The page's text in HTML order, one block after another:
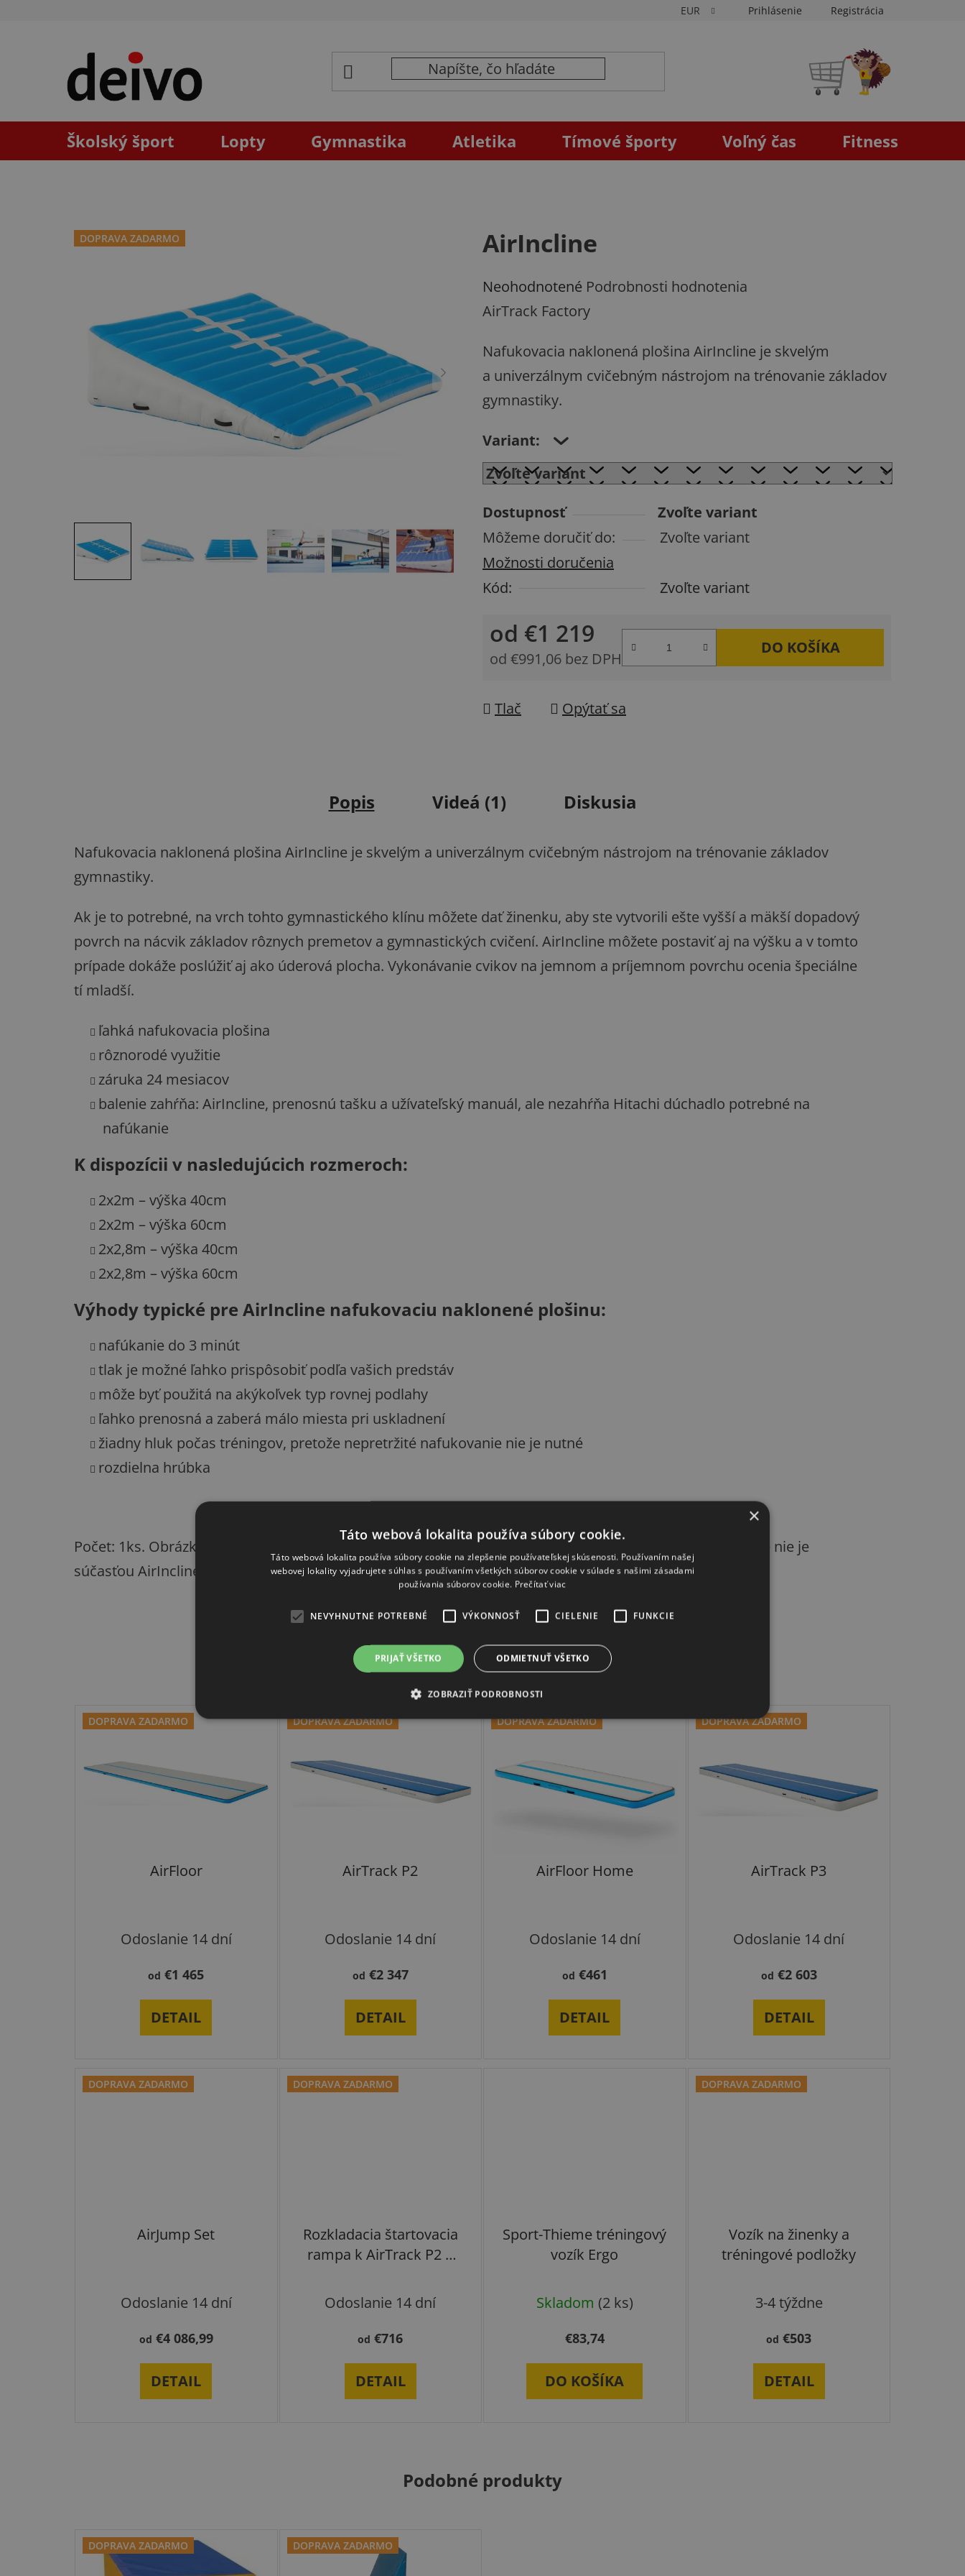
EUR Prihlásenie Registrácia
NÁKUPNÝ
KOŠÍK
Školský šport Lopty Gymnastika Atletika Tímové športy Voľný čas Fitness
AirIncline
Priemerné
hodnotenie
je
0,0
z
5
Neohodnotené Podrobnosti hodnotenia
AirTrack Factory
Nafukovacia naklonená plošina AirIncline je skvelým
a univerzálnym cvičebným nástrojom na trénovanie základov
gymnastiky.
Variant:
Dostupnosť
Zvoľte variant
Môžeme doručiť do:
Zvoľte variant
Možnosti doručenia
Kód:
Zvoľte variant
od €1 219
od €991,06 bez DPH
DO KOŠÍKA
Tlač Opýtať sa
DOPRAVA ZADARMO
Popis Videá (1) Diskusia
Nafukovacia naklonená plošina AirIncline je skvelým a univerzálnym cvičebným nástrojom na trénovanie základov
gymnastiky.
Ak je to potrebné, na vrch tohto gymnastického klínu môžete dať žinenku, aby ste vytvorili ešte vyšší a mäkší dopadový
povrch na nácvik základov rôznych premetov a gymnastických cvičení. AirIncline môžete postaviť aj na výšku a v tomto
prípade dokáže poslúžiť aj ako úderová plocha. Vykonávanie cvikov na jemnom a príjemnom povrchu ocenia špeciálne
tí mladší.
ľahká nafukovacia plošina
rôznorodé využitie
záruka 24 mesiacov
balenie zahŕňa: AirIncline, prenosnú tašku a užívateľský manuál, ale nezahŕňa Hitachi dúchadlo potrebné na
nafúkanie
K dispozícii v nasledujúcich rozmeroch:
2x2m – výška 40cm
2x2m – výška 60cm
2x2,8m – výška 40cm
2x2,8m – výška 60cm
Výhody typické pre AirIncline nafukovaciu naklonené plošinu:
nafúkanie do 3 minút
tlak je možné ľahko prispôsobiť podľa vašich predstáv
môže byť použitá na akýkoľvek typ rovnej podlahy
ľahko prenosná a zaberá málo miesta pri uskladnení
žiadny hluk počas tréningov, pretože nepretržité nafukovanie nie je nutné
rozdielna hrúbka
Počet: 1ks. Obrázky zo športovísk sú ilustračné, môžete na nich vidieť aj iné gymnastické vybavenie, ktoré nie je
súčasťou AirIncline.
Súvisiaci tovar
DOPRAVA ZADARMO
AirFloor
Odoslanie 14 dní
od €1 465
DETAIL
DOPRAVA ZADARMO
AirTrack P2
Odoslanie 14 dní
od €2 347
DETAIL
DOPRAVA ZADARMO
AirFloor Home
Odoslanie 14 dní
od €461
DETAIL
DOPRAVA ZADARMO
AirTrack P3
Odoslanie 14 dní
od €2 603
DETAIL
DOPRAVA ZADARMO
AirJump Set
Odoslanie 14 dní
od €4 086,99
DETAIL
DOPRAVA ZADARMO
Rozkladacia štartovacia
rampa k AirTrack P2 a
Odoslanie 14 dní
od €716
DETAIL
Sport-Thieme tréningový
vozík Ergo
Skladom (2 ks)
€83,74
DO KOŠÍKA
DOPRAVA ZADARMO
Vozík na žinenky a
tréningové podložky
3-4 týždne
od €503
DETAIL
Podobné produkty
DOPRAVA ZADARMO DOPRAVA ZADARMO
×
Táto webová lokalita používa súbory cookie.
Táto webová lokalita používa súbory cookie na zlepšenie používateľskej skúsenosti. Používaním našej
webovej lokality vyjadrujete súhlas s používaním všetkých súborov cookie v súlade s našimi zásadami
používania súborov cookie. Prečítať viac
NEVYHNUTNE POTREBNÉ VÝKONNOSŤ CIELENIE FUNKCIE
PRIJAŤ VŠETKO ODMIETNUŤ VŠETKO
ZOBRAZIŤ PODROBNOSTI